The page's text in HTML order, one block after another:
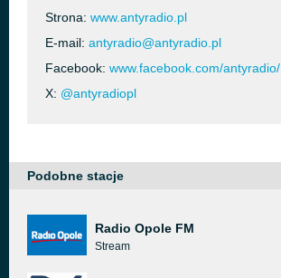
Strona: www.antyradio.pl
E-mail: antyradio@antyradio.pl
Facebook: www.facebook.com/antyradio/
X: @antyradiopl
Podobne stacje
Radio Opole FM
Stream